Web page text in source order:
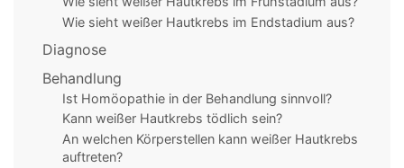
Wie sieht weißer Hautkrebs im Endstadium aus?
Diagnose
Behandlung
Ist Homöopathie in der Behandlung sinnvoll?
Kann weißer Hautkrebs tödlich sein?
An welchen Körperstellen kann weißer Hautkrebs
auftreten?